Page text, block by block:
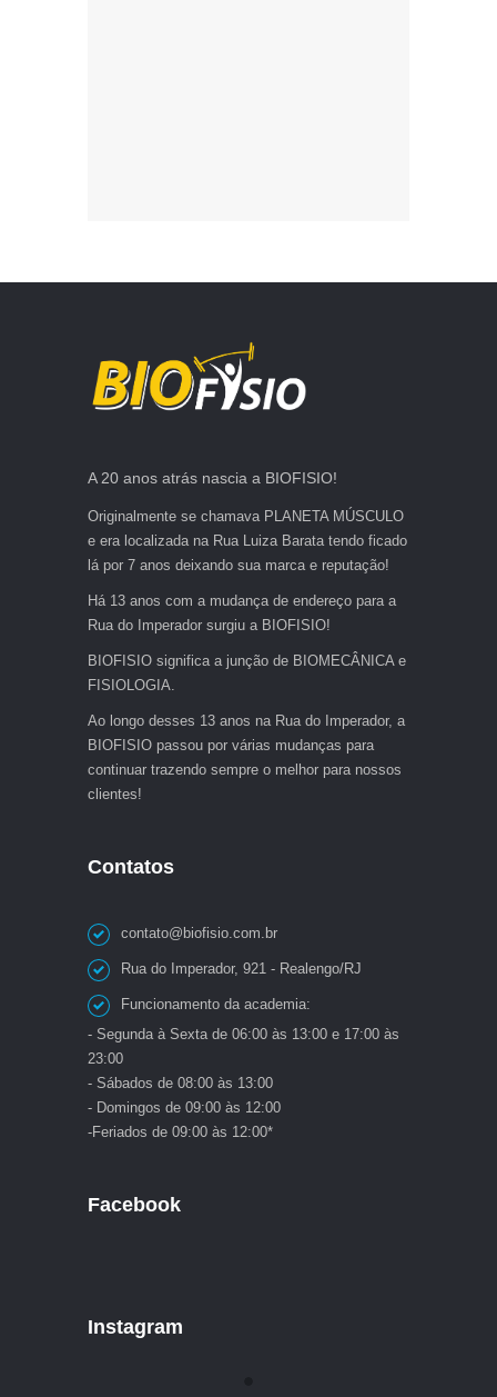
A 20 anos atrás nascia a BIOFISIO!
Originalmente se chamava PLANETA MÚSCULO
e era localizada na Rua Luiza Barata tendo ficado
lá por 7 anos deixando sua marca e reputação!
Há 13 anos com a mudança de endereço para a
Rua do Imperador surgiu a BIOFISIO!
BIOFISIO significa a junção de BIOMECÂNICA e
FISIOLOGIA.
Ao longo desses 13 anos na Rua do Imperador, a
BIOFISIO passou por várias mudanças para
continuar trazendo sempre o melhor para nossos
clientes!
Contatos
contato@biofisio.com.br
Rua do Imperador, 921 - Realengo/RJ
Funcionamento da academia:
- Segunda à Sexta de 06:00 às 13:00 e 17:00 às
23:00
- Sábados de 08:00 às 13:00
- Domingos de 09:00 às 12:00
-Feriados de 09:00 às 12:00*
Facebook
Instagram